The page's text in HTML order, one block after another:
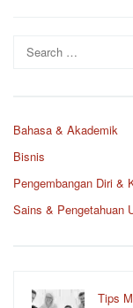
Search
for:
Bahasa & Akademik
Bisnis
Pengembangan Diri &
Sains & Pengetahuan
Tips